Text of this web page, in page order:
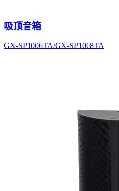
吸顶音箱
GX-SP1006TA/GX-SP1008TA